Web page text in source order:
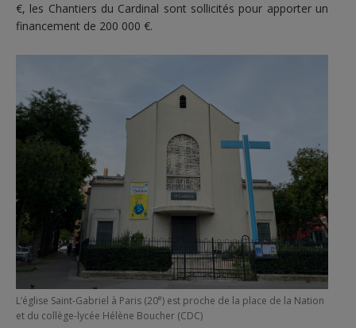
€, les Chantiers du Cardinal sont sollicités pour apporter un
financement de 200 000 €.
L’église Saint-Gabriel à Paris (20e) est proche de la place de la Nation
et du collège-lycée Hélène Boucher (CDC)